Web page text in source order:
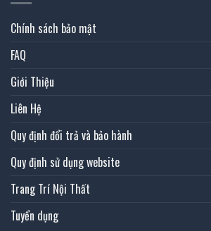
Chính sách bảo mật
FAQ
Giới Thiệu
Liên Hệ
Quy định đổi trả và bảo hành
Quy định sử dụng website
Trang Trí Nội Thất
Tuyển dụng